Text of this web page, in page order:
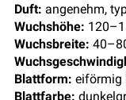
Duft: angenehm,
Wuchshöhe:
Wuchsbreite:
Blattform: eiförmig
Blattfarbe: